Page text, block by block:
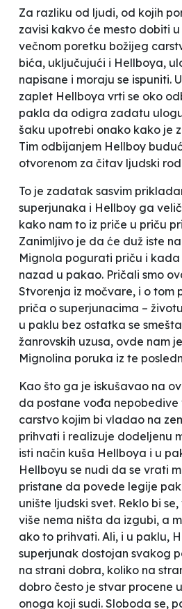
Za razliku od ljudi, od kojih
zavisi kakvo će mesto dobiti
večnom poretku božijeg
bića, uključujući i Hellboya,
napisane i moraju se ispuniti.
zaplet Hellboya vrti se oko
pakla da odigra zadatu
šaku upotrebi onako kako je
Tim odbijanjem Hellboy
otvorenom za čitav ljudski
To je zadatak sasvim
superjunaka i Hellboy ga
kako nam to iz priče u priču
Zanimljivo je da će duž iste
Mignola pogurati priču i
nazad u pakao. Pričali smo
Stvorenja iz močvare, i o tom
priča o superjunacima –
u paklu bez ostatka se
žanrovskih uzusa, ovde nam
Mignolina poruka iz te
Kao što ga je iskušavao na
da postane vođa nepobedive
carstvo kojim bi vladao na
prihvati i realizuje dodeljenu
isti način kuša Hellboya i u
Hellboyu se nudi da se vrati
pristane da povede legije
unište ljudski svet. Reklo bi
više nema ništa da izgubi, a
ako to prihvati. Ali, i u paklu,
superjunak dostojan svakog
na strani dobra, koliko na
dobro često je stvar procene
onoga koji sudi. Sloboda se,